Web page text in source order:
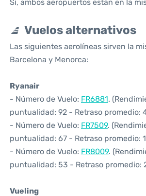
Sí, ambos aeropuertos están en la
Vuelos alternativos
Las siguientes aerolíneas sirven la
Barcelona y Menorca:
Ryanair
- Número de Vuelo: FR6881.
puntualidad: 92 - Retraso promedio:
- Número de Vuelo: FR7509.
puntualidad: 67 - Retraso promedio:
- Número de Vuelo: FR8009.
puntualidad: 53 - Retraso promedio:
Vueling